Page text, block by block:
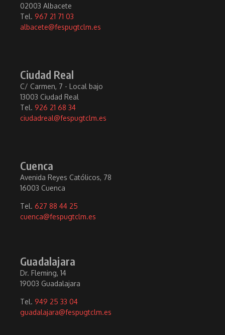
02003 Albacete
Tel. 967 21 71 03
albacete@fespugtclm.es
Ciudad Real
C/ Carmen, 7 - Local bajo
13003 Ciudad Real
Tel. 926 21 68 34
ciudadreal@fespugtclm.es
Cuenca
Avenida Reyes Católicos, 78
16003 Cuenca
Tel. 627 88 44 25
cuenca@fespugtclm.es
Guadalajara
Dr. Fleming, 14
19003 Guadalajara
Tel. 949 25 33 04
guadalajara@fespugtclm.es